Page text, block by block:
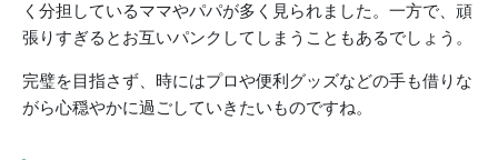
く分担しているママやパパが多く見られました。一方で、頑
張りすぎるとお互いパンクしてしまうこともあるでしょう。
完璧を目指さず、時にはプロや便利グッズなどの手も借りな
がら心穏やかに過ごしていきたいものですね。